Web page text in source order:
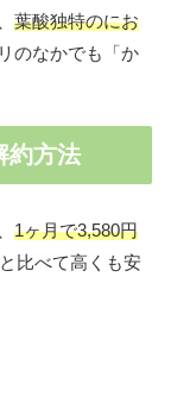
葉酸独特のにお
のなかでも「か
約方法
1ヶ月で3,580円
比べて高くも安